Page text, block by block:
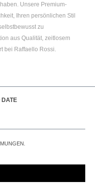
Unsere Premium-
Ihren persönlichen Stil
zu
aus Qualität, zeitlosem
bei Raffaello Rossi.
DATE